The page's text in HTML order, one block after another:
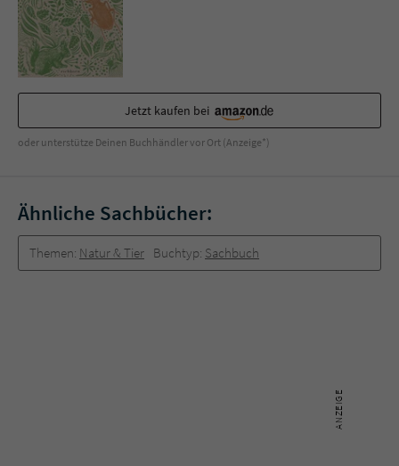
Jetzt kaufen bei
oder unterstütze Deinen Buchhändler vor Ort (Anzeige*)
Ähnliche Sachbücher:
Themen: Natur & Tier Buchtyp: Sachbuch
Zweck
überprüfen.